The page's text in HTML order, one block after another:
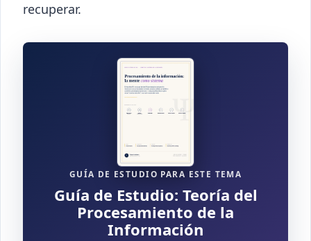
recuperar.
GUÍA DE ESTUDIO PARA ESTE TEMA
Guía de Estudio: Teoría del
Procesamiento de la
Información